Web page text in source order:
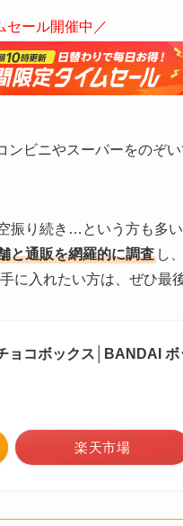
セール開催中／
ンビニやスーパーをのぞ
振り続き…という方も多い
と通販を網羅的に調査 し、
に入れたい方は、ぜひ最
ョコボックス│BANDAI
楽天市場